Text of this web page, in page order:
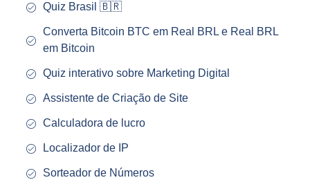
Quiz Brasil 🇧🇷
Converta Bitcoin BTC em Real BRL e Real BRL
em Bitcoin
Quiz interativo sobre Marketing Digital
Assistente de Criação de Site
Calculadora de lucro
Localizador de IP
Sorteador de Números